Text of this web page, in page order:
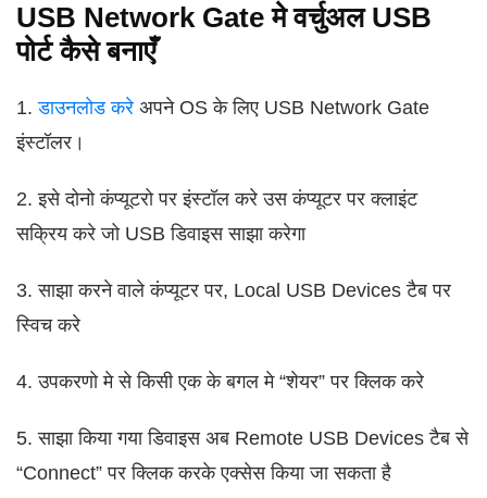
USB Network Gate मे वर्चुअल USB
पोर्ट कैसे बनाएँ
1.डाउनलोड करे अपने OS के लिए USB Network Gate
इंस्टॉलर।
2. इसे दोनो कंप्यूटरो पर इंस्टॉल करे उस कंप्यूटर पर क्लाइंट
सक्रिय करे जो USB डिवाइस साझा करेगा
3. साझा करने वाले कंप्यूटर पर, Local USB Devices टैब पर
स्विच करे
4. उपकरणो मे से किसी एक के बगल मे “शेयर” पर क्लिक करे
5. साझा किया गया डिवाइस अब Remote USB Devices टैब से
“Connect” पर क्लिक करके एक्सेस किया जा सकता है